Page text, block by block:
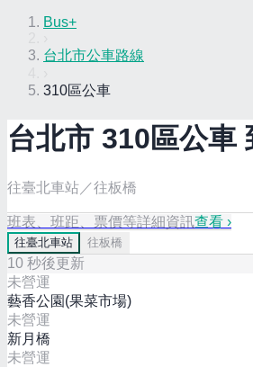
Bus+
台北市公車路線
310區公車
台北市 310區公車
往臺北車站／往板橋
班表、班距、票價等詳細資訊查看 ›
往臺北車站 往板橋
10 秒後更新
未營運
藝香公園(果菜市場)
未營運
新月橋
未營運